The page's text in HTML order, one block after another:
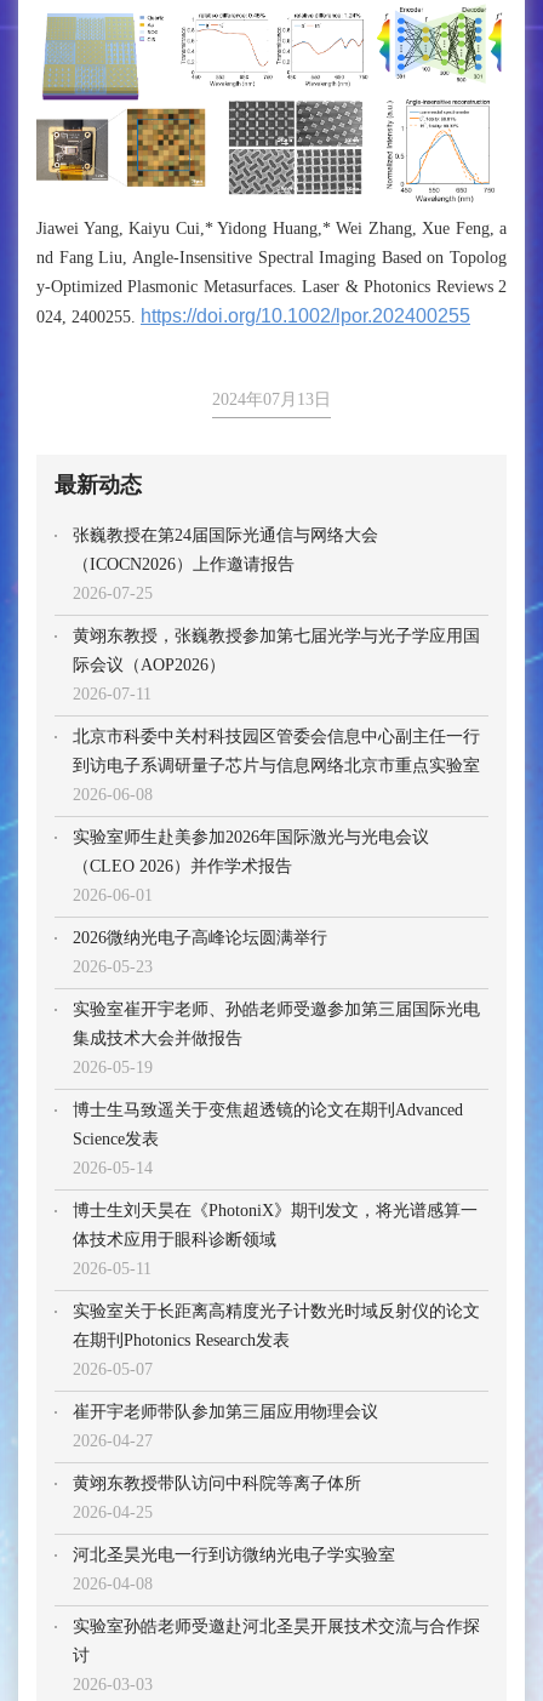
Jiawei Yang, Kaiyu Cui,* Yidong Huang,* Wei Zhang, Xue Feng, a
nd Fang Liu, Angle-Insensitive Spectral Imaging Based on Topolog
y-Optimized Plasmonic Metasurfaces. Laser & Photonics Reviews 2
024, 2400255. https://doi.org/10.1002/lpor.202400255
2024年07月13日
最新动态
张巍教授在第24届国际光通信与网络大会
（ICOCN2026）上作邀请报告
2026-07-25
黄翊东教授，张巍教授参加第七届光学与光子学应用国
际会议（AOP2026）
2026-07-11
北京市科委中关村科技园区管委会信息中心副主任一行
到访电子系调研量子芯片与信息网络北京市重点实验室
2026-06-08
实验室师生赴美参加2026年国际激光与光电会议
（CLEO 2026）并作学术报告
2026-06-01
2026微纳光电子高峰论坛圆满举行
2026-05-23
实验室崔开宇老师、孙皓老师受邀参加第三届国际光电
集成技术大会并做报告
2026-05-19
博士生马致遥关于变焦超透镜的论文在期刊Advanced
Science发表
2026-05-14
博士生刘天昊在《PhotoniX》期刊发文，将光谱感算一
体技术应用于眼科诊断领域
2026-05-11
实验室关于长距离高精度光子计数光时域反射仪的论文
在期刊Photonics Research发表
2026-05-07
崔开宇老师带队参加第三届应用物理会议
2026-04-27
黄翊东教授带队访问中科院等离子体所
2026-04-25
河北圣昊光电一行到访微纳光电子学实验室
2026-04-08
实验室孙皓老师受邀赴河北圣昊开展技术交流与合作探
讨
2026-03-03